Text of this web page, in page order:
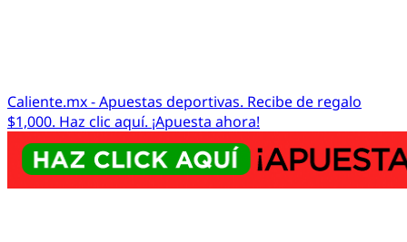
Caliente.mx - Apuestas deportivas. Recibe de regalo
$1,000. Haz clic aquí. ¡Apuesta ahora!